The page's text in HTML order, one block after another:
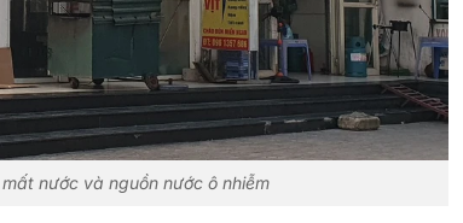
nước và nguồn nước ô nhiễm